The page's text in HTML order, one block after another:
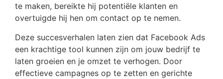
te maken, bereikte hij potentiële klanten en
overtuigde hij hen om contact op te nemen.
Deze succesverhalen laten zien dat Facebook Ads
een krachtige tool kunnen zijn om jouw bedrijf te
laten groeien en je omzet te verhogen. Door
effectieve campagnes op te zetten en gerichte